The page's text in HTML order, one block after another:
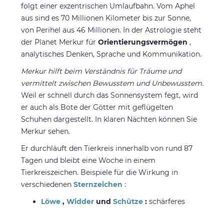
folgt einer exzentrischen Umlaufbahn. Vom Aphel
aus sind es 70 Millionen Kilometer bis zur Sonne,
von Perihel aus 46 Millionen. In der Astrologie steht
der Planet Merkur für Orientierungsvermögen ,
analytisches Denken, Sprache und Kommunikation.
Merkur hilft beim Verständnis für Träume und
vermittelt zwischen Bewusstem und Unbewusstem.
Weil er schnell durch das Sonnensystem fegt, wird
er auch als Bote der Götter mit geflügelten
Schuhen dargestellt. In klaren Nächten können Sie
Merkur sehen.
Er durchläuft den Tierkreis innerhalb von rund 87
Tagen und bleibt eine Woche in einem
Tierkreiszeichen. Beispiele für die Wirkung in
verschiedenen Sternzeichen :
Löwe , Widder und Schütze : schärferes